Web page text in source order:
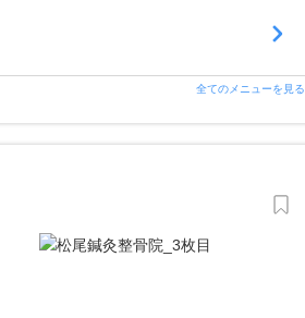
全てのメニューを見る